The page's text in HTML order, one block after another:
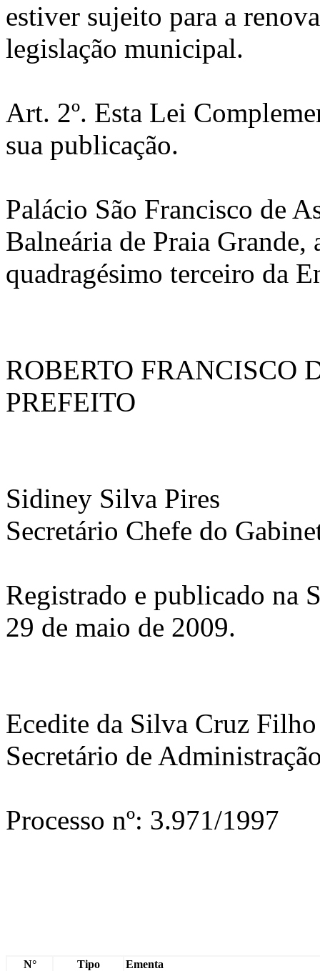
estiver sujeito para a
legislação municipal.
Art. 2º. Esta Lei
sua publicação.
Palácio São Francisco de
Balneária de Praia
quadragésimo terceiro da
ROBERTO FRANCISCO
PREFEITO
Sidiney Silva Pires
Secretário Chefe do
Registrado e publicado na
29 de maio de 2009.
Ecedite da Silva Cruz Filho
Secretário de
Processo nº: 3.971/1997
N° Tipo Ementa